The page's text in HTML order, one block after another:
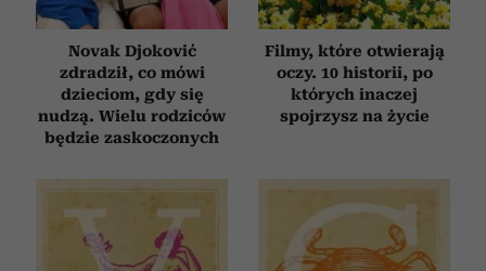
Novak Djoković
zdradził, co mówi
dzieciom, gdy się
nudzą. Wielu rodziców
będzie zaskoczonych
Filmy, które otwierają
oczy. 10 historii, po
których inaczej
spojrzysz na życie